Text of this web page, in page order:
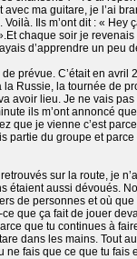
ma guitare, je l’ai
Ils m’ont dit : «
chaque soir je
d’apprendre un peu
prévue. C’était en
la Russie, la tournée de
avoir lieu. Je ne vais
ils m’ont annoncé
que je vienne c’est
partie du groupe et
sur la route, je
étaient aussi dévoués.
de personnes et où
que ça fait de jouer
que tu continues à
dans les mains. Tout
fais que ce que tu fais